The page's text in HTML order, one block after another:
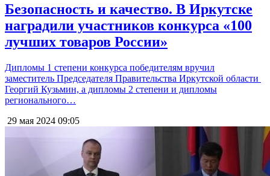
Безопасность и качество. В Иркутске
наградили участников конкурса «100
лучших товаров России»
Дипломы 1 степени конкурса победителям вручил
заместитель Председателя Правительства Иркутской области
Георгий Кузьмин, а дипломы 2 степени и дипломы
регионального…
29 мая 2024 09:05